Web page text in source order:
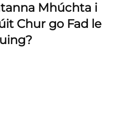
Mhúchta i
Chur go Fad le